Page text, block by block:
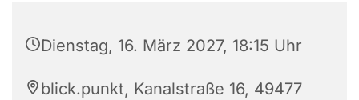
Dienstag, 16. März 2027, 18:15 Uhr
blick.punkt, Kanalstraße 16, 49477